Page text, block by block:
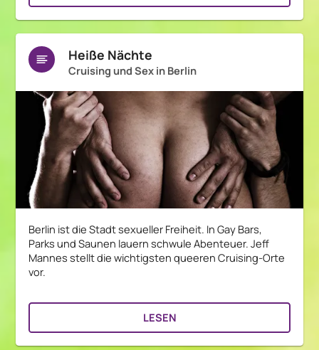
Heiße Nächte
Cruising und Sex in Berlin
Berlin ist die Stadt sexueller Freiheit. In Gay Bars,
Parks und Saunen lauern schwule Abenteuer. Jeff
Mannes stellt die wichtigsten queeren Cruising-Orte
vor.
LESEN